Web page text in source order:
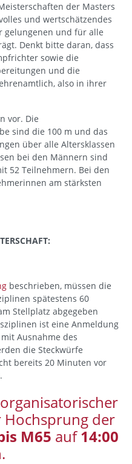
der Masters
und wertschätzendes
gelungenen und für alle
Denkt bitte daran, dass
sowie die
und die
also in ihrer
vor. Die
sind die 100 m und das
über alle Altersklassen
bei den Männern sind
52 Teilnehmern. Bei den
am stärksten
beschrieben, müssen die
spätestens 60
Stellplatz abgegeben
ist eine Anmeldung
Ausnahme des
die Steckwürfe
bereits 20 Minuten vor
der
M65 auf14:00